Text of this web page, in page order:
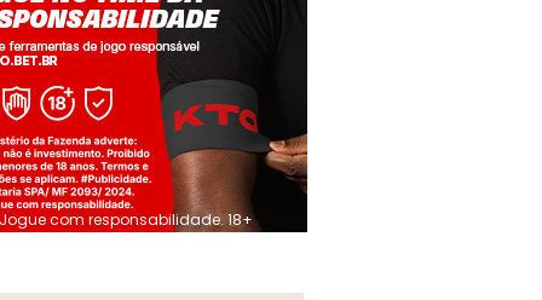
Jogue com responsabilidade. 18+